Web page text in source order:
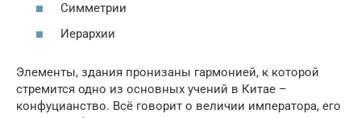
Симметрии
Иерархии
Элементы, здания пронизаны гармонией, к которой
стремится одно из основных учений в Китае –
конфуцианство. Всё говорит о величии императора, его